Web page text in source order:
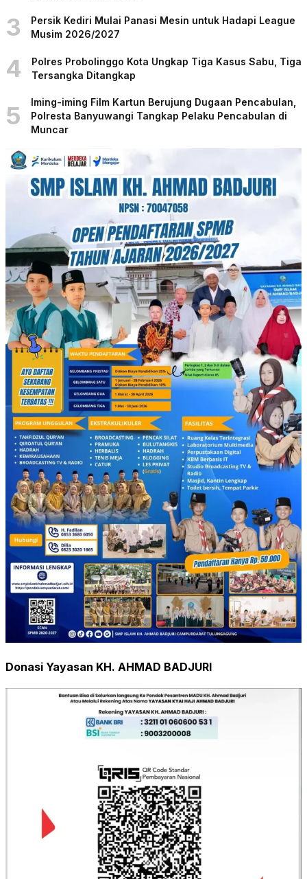
3
Persik Kediri Mulai Panasi Mesin untuk Hadapi League
Musim 2026/2027
4
Polres Probolinggo Kota Ungkap Tiga Kasus Sabu, Tiga
Tersangka Ditangkap
5
Iming-iming Film Kartun Berujung Dugaan Pencabulan,
Polresta Banyuwangi Tangkap Pelaku Pencabulan di
Muncar
Donasi Yayasan KH. AHMAD BADJURI